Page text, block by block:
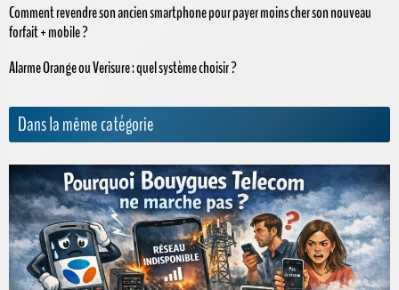
Comment revendre son ancien smartphone pour payer moins cher son nouveau
forfait + mobile ?
Alarme Orange ou Verisure : quel système choisir ?
Dans la même catégorie